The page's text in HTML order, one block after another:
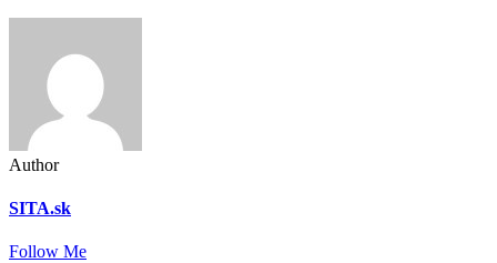
Author
SITA.sk
Follow Me